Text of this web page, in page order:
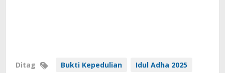
Ditag Bukti Kepedulian Idul Adha 2025